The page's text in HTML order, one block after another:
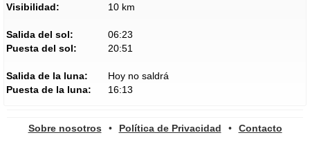
Visibilidad:
10 km
Salida del sol:
06:23
Puesta del sol:
20:51
Salida de la luna:
Hoy no saldrá
Puesta de la luna:
16:13
Sobre nosotros • Política de Privacidad •
Contacto